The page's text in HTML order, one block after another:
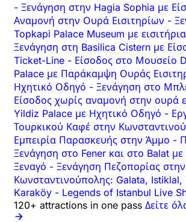
- Ξενάγηση στην Hagia Sophia με
Αναμονή στην Ουρά Εισιτηρίων -
Topkapi Palace Museum με
Ξενάγηση στη Basilica Cistern με
Ticket-Line - Είσοδος στο Μουσείο
Palace με Παράκαμψη Ουράς
Ηχητικό Οδηγό - Ξενάγηση στο
Είσοδος χωρίς αναμονή στην ουρά
Yildiz Palace με Ηχητικό Οδηγό -
Τουρκικού Καφέ στην
Εμπειρία Παρασκευής στην Άμμο -
Ξενάγηση στο Fener και στο Balat με
Ξεναγό - Ξενάγηση Πεζοπορίας
Κωνσταντινούπολης: Galata, Istiklal,
Karaköy - Legends of Istanbul Live
120+ attractions in one pass Δείτε